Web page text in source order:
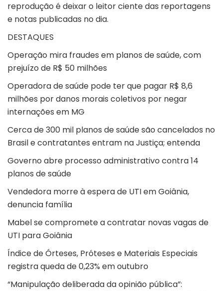
reprodução é deixar o leitor ciente das reportagens
e notas publicadas no dia.
DESTAQUES
Operação mira fraudes em planos de saúde, com
prejuízo de R$ 50 milhões
Operadora de saúde pode ter que pagar R$ 8,6
milhões por danos morais coletivos por negar
internações em MG
Cerca de 300 mil planos de saúde são cancelados no
Brasil e contratantes entram na Justiça; entenda
Governo abre processo administrativo contra 14
planos de saúde
Vendedora morre à espera de UTI em Goiânia,
denuncia família
Mabel se compromete a contratar novas vagas de
UTI para Goiânia
Índice de Órteses, Próteses e Materiais Especiais
registra queda de 0,23% em outubro
“Manipulação deliberada da opinião pública”: